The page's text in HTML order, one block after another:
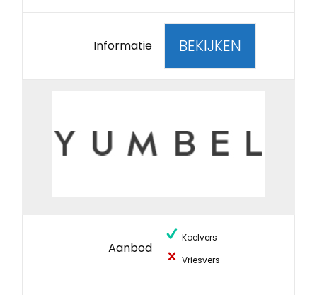
Informatie BEKIJKEN
Aanbod
Koelvers
Vriesvers